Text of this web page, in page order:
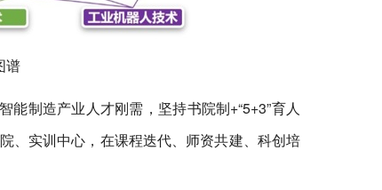
谱
制造产业人才刚需，坚持书院制+“5+3”育人
、实训中心，在课程迭代、师资共建、科创培